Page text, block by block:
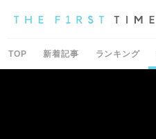
TOP 新着記事 ランキング